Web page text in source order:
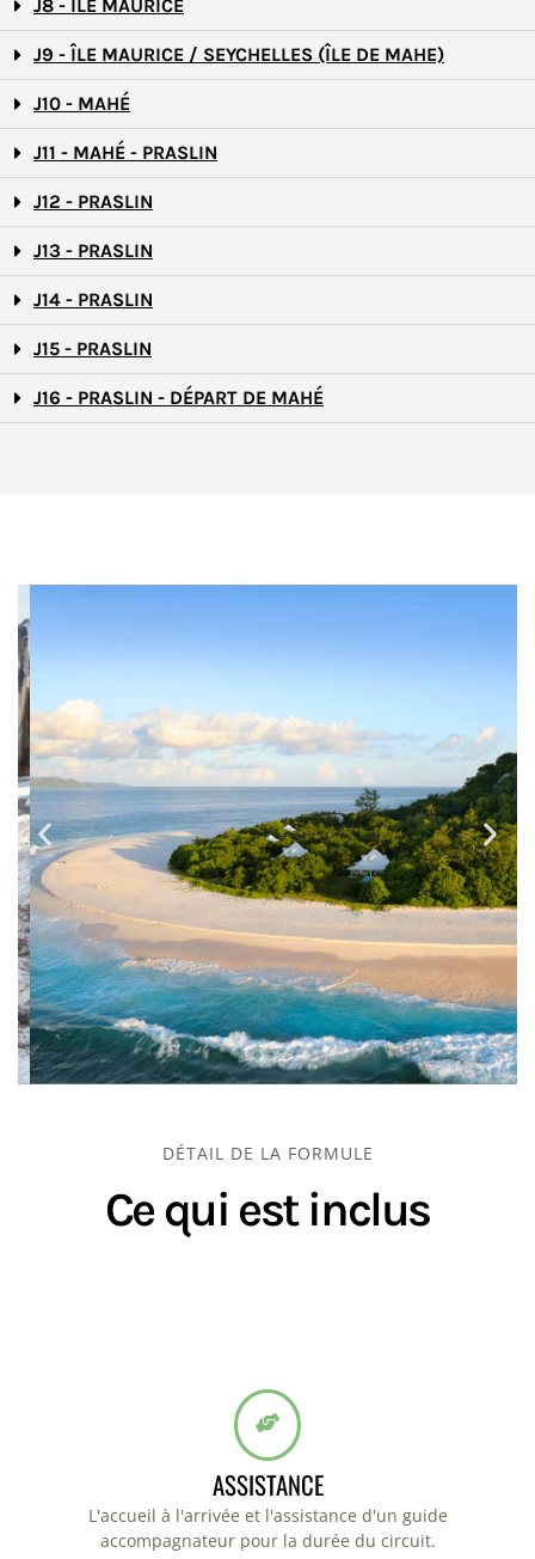
J8 - ÎLE MAURICE
J9 - ÎLE MAURICE / SEYCHELLES (ÎLE DE MAHE)
J10 - MAHÉ
J11 - MAHÉ - PRASLIN
J12 - PRASLIN
J13 - PRASLIN
J14 - PRASLIN
J15 - PRASLIN
J16 - PRASLIN - DÉPART DE MAHÉ
DÉTAIL DE LA FORMULE
Ce qui est inclus
ASSISTANCE
L'accueil à l'arrivée et l'assistance d'un guide
accompagnateur pour la durée du circuit.